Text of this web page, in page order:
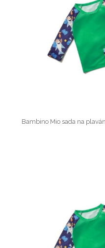
Bambino Mio sada na